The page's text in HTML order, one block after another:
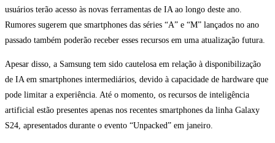
usuários terão acesso às novas ferramentas de IA ao longo deste ano.
Rumores sugerem que smartphones das séries “A” e “M” lançados no ano
passado também poderão receber esses recursos em uma atualização futura.
Apesar disso, a Samsung tem sido cautelosa em relação à disponibilização
de IA em smartphones intermediários, devido à capacidade de hardware que
pode limitar a experiência. Até o momento, os recursos de inteligência
artificial estão presentes apenas nos recentes smartphones da linha Galaxy
S24, apresentados durante o evento “Unpacked” em janeiro.